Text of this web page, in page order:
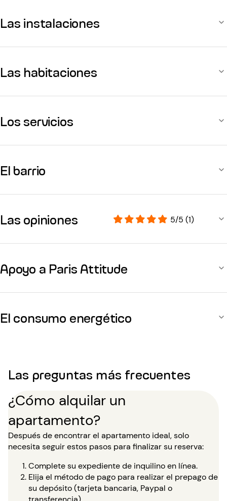
Las instalaciones
Las habitaciones
Los servicios
El barrio
Las opiniones 5/5 (1)
Apoyo a Paris Attitude
El consumo energético
Las preguntas más frecuentes
¿Cómo alquilar un
apartamento?
Después de encontrar el apartamento ideal, solo
necesita seguir estos pasos para finalizar su reserva:
Complete su expediente de inquilino en línea.
Elija el método de pago para realizar el prepago de
su depósito (tarjeta bancaria, Paypal o